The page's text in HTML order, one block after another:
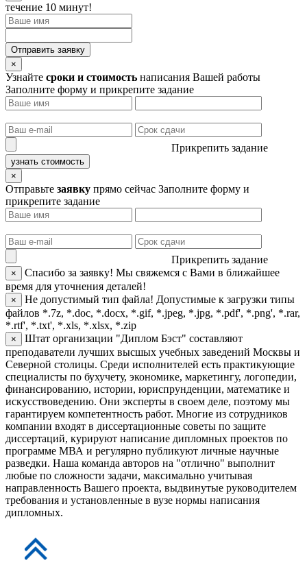
течение 10 минут!
Отправить заявку
×
Узнайте сроки и стоимость написания Вашей работы
Заполните форму и прикрепите задание
Прикрепить задание
узнать стоимость
×
Отправьте заявку прямо сейчас Заполните форму и
прикрепите задание
Прикрепить задание
× Спасибо за заявку! Мы свяжемся с Вами в ближайшее
время для уточнения деталей!
× Не допустимый тип файла! Допустимые к загрузки типы
файлов *.7z, *.doc, *.docx, *.gif, *.jpeg, *.jpg, *.pdf', *.png', *.rar,
*.rtf', *.txt', *.xls, *.xlsx, *.zip
×
Штат организации "Диплом Бэст" составляют
преподаватели лучших высшых учебных заведений Москвы и
Северной столицы. Среди исполнителей есть практикующие
специалисты по бухучету, экономике, маркетингу, логопедии,
финансированию, истории, юриспрунденции, математике и
искусствоведению. Они эксперты в своем деле, поэтому мы
гарантируем компетентность работ. Многие из сотрудников
компании входят в диссертационные советы по защите
диссертаций, курируют написание дипломных проектов по
программе МВА и регулярно публикуют личные научные
разведки. Наша команда авторов на "отлично" выполнит
любые по сложности задачи, максимально учитывая
направленность Вашего проекта, выдвинутые руководителем
требования и установленные в вузе нормы написания
дипломных.